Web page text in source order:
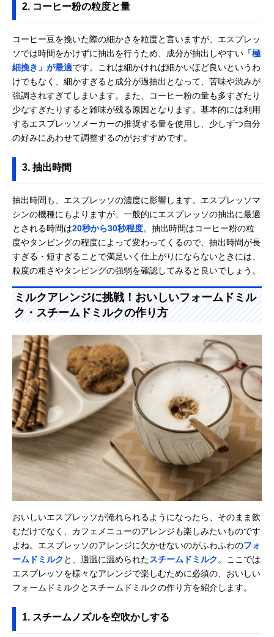
2. コーヒー粉の粒度と量
コーヒー豆を挽いた際の細かさを粒度と言いますが、エスプレッ
ソでは時間をかけずに抽出を行うため、成分が抽出しやすい 「極
細挽き」が最適です。これは細かければ細かいほど良いというわ
けでもなく、細かすぎると成分が過抽出となって、苦味や渋みが
強調されすぎてしまいます。また、コーヒー粉の量も多すぎたり
少なすぎたりすると雑味が残る原因となります。基本的には利用
するエスプレッソメーカーの推奨する量を使用し、少しずつ自分
の好みにあわせて調整するのがおすすめです。
3. 抽出時間
抽出時間も、エスプレッソの濃度に影響します。エスプレッソマ
シンの機種にもよりますが、一般的にエスプレッソの抽出に最適
とされる時間は20秒から30秒程度。抽出時間はコーヒー粉の粒
度やタンピングの程度によって変わってくるので、抽出時間が長
すぎる・短すぎることで満足いく仕上がりにならないときには、
粒度の粗さやタンピングの強弱を確認してみると良いでしょう。
ミルクアレンジに挑戦！おいしいフォームドミル
ク・スチームドミルクの作り方
おいしいエスプレッソが淹れられるようになったら、そのまま飲
むだけでなく、カフェメニューのアレンジも楽しみたいものです
よね。エスプレッソのアレンジに欠かせないのがふわふわのフォ
ームドミルク と、適温に温められたスチームドミルク 。ここでは
エスプレッソを様々なアレンジで楽しむために必須の、おいしい
フォームドミルクとスチームドミルクの作り方を紹介します。
1. スチームノズルを空吹かしする